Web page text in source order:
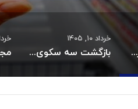
جزئیات واریز کالابرگ خردادماه:
خرداد ۱۰, ۱۴۰۵
بازگشت سه سکوی پارس جنوبی به مدار تولید
خرداد